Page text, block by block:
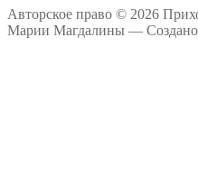
Авторское право © 2026
Марии Магдалины — Создано